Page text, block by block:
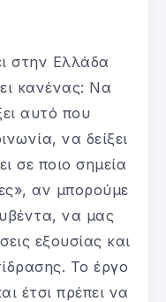
στην Ελλάδα
κανένας: Να
αυτό που
να δείξει
σε ποιο σημεία
αν μπορούμε
να μας
εξουσίας και
Το έργο
έτσι πρέπει να